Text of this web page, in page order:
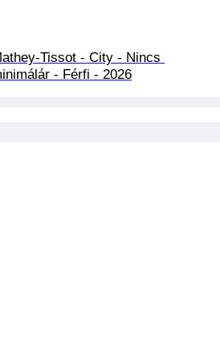
Tissot - City - Nincs
- Férfi - 2026